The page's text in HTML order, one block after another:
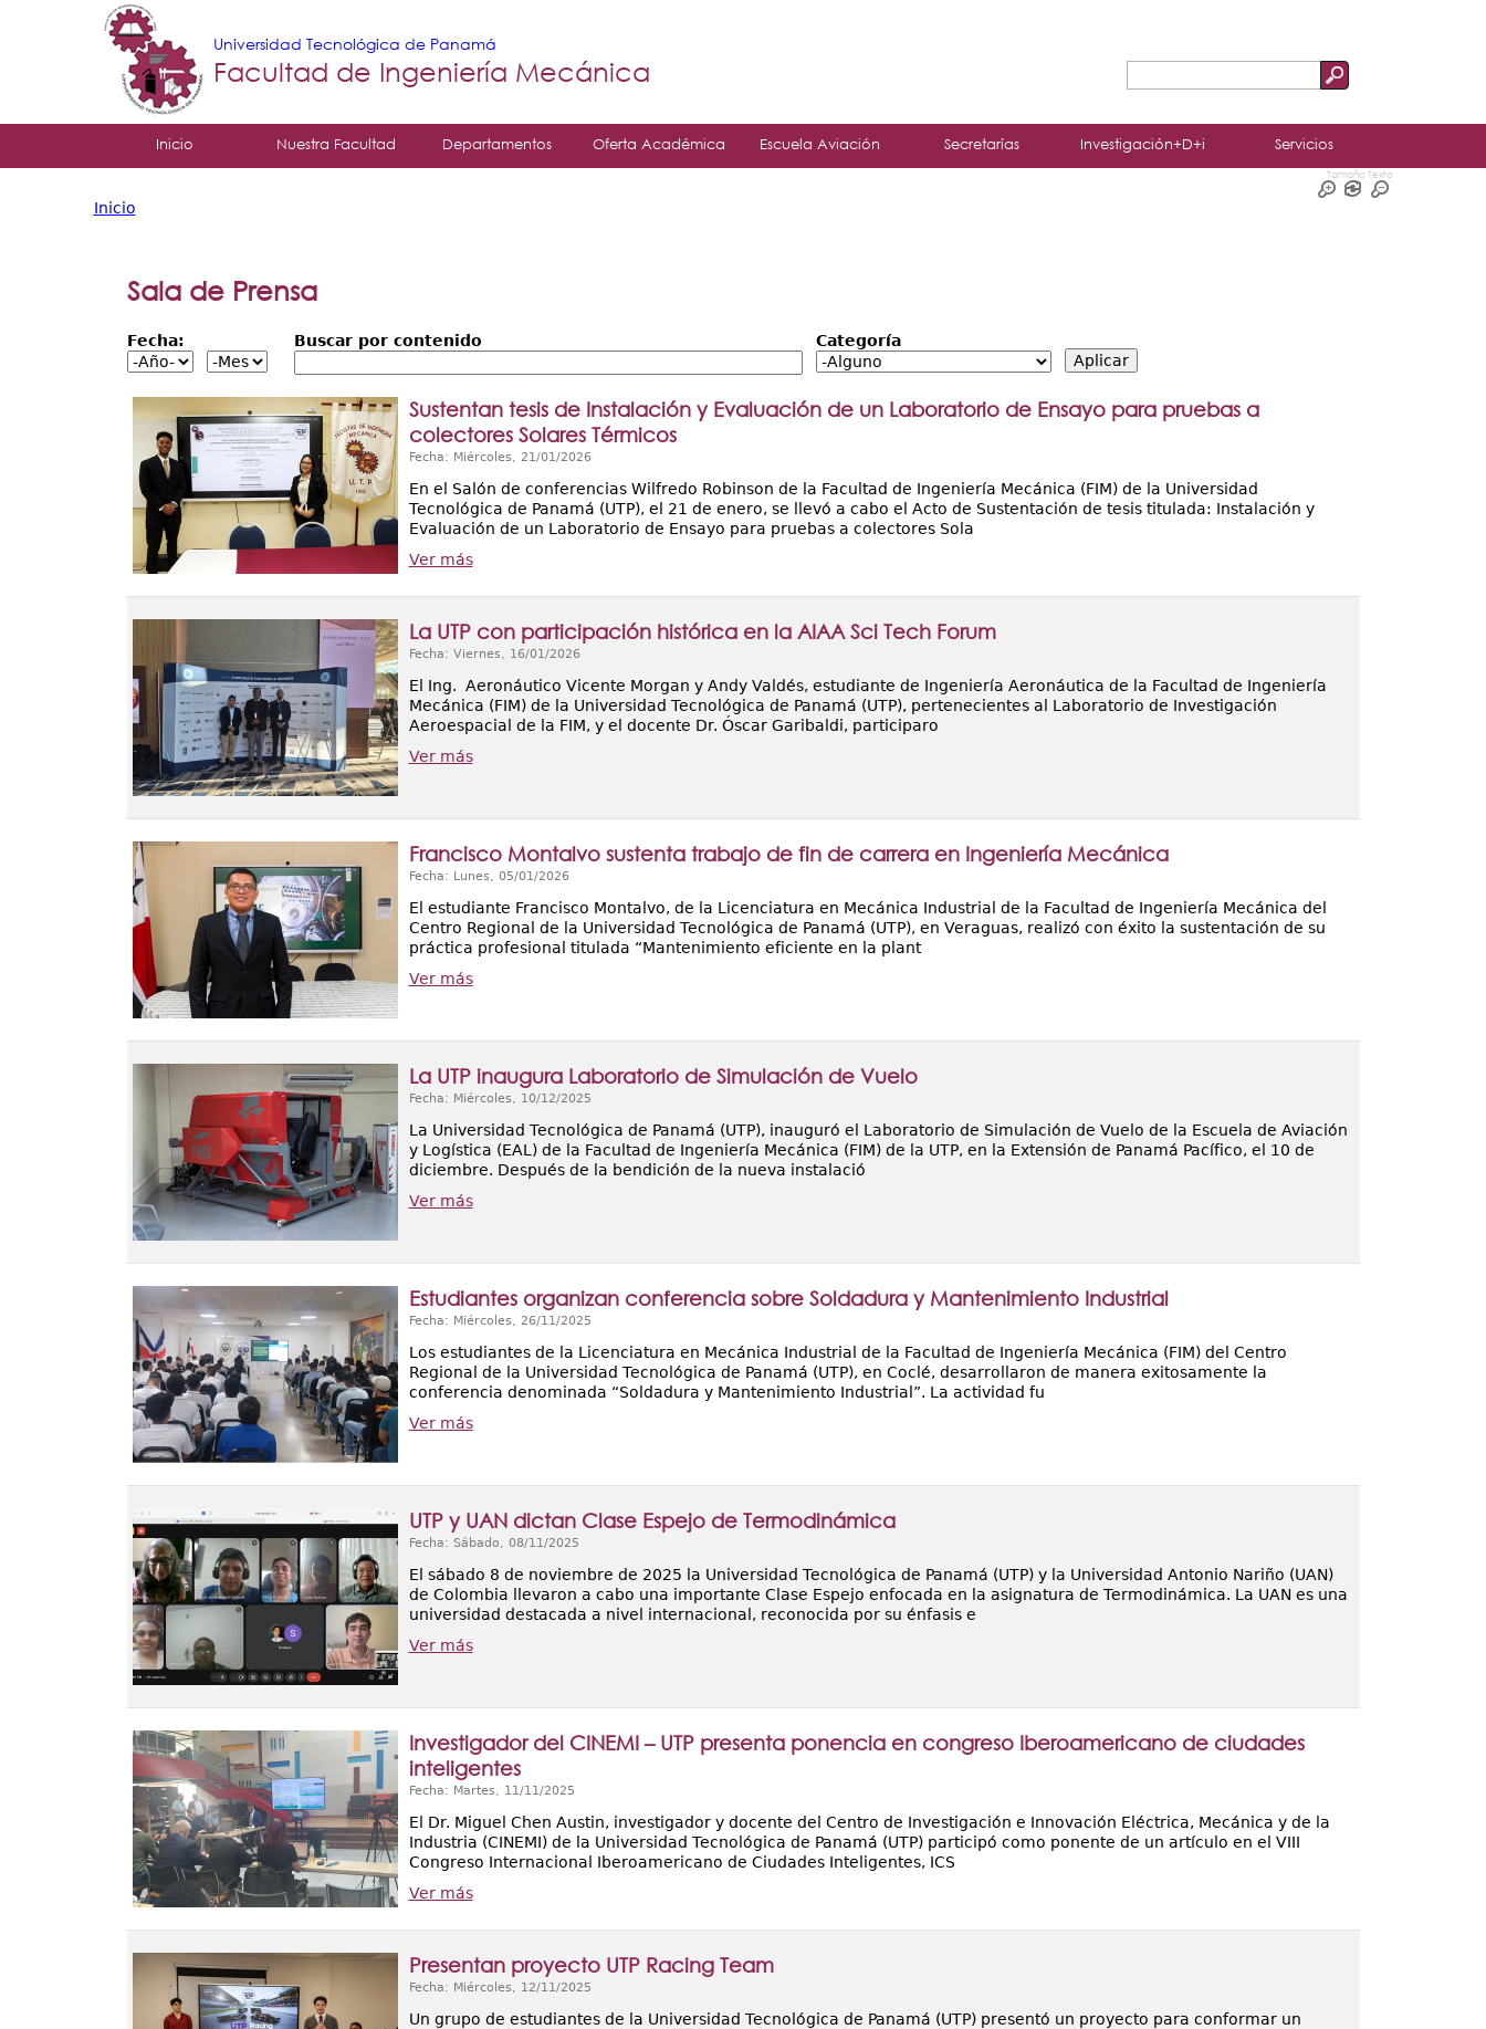
de
Universidad Tecnológica de Panamá
Facultad de Ingeniería Mecánica
Tropical
Principal
Inicio Nuestra Facultad Departamentos Oferta Académica Escuela Aviación Secretarías Investigación+D+i Servicios
Tamaño Texto
está
Inicio
Sala de Prensa
Fecha: Buscar por contenido Categoría
Sustentan tesis de Instalación y Evaluación de un Laboratorio de Ensayo para pruebas a
colectores Solares Térmicos
Fecha: Miércoles, 21/01/2026
En el Salón de conferencias Wilfredo Robinson de la Facultad de Ingeniería Mecánica (FIM) de la Universidad
Tecnológica de Panamá (UTP), el 21 de enero, se llevó a cabo el Acto de Sustentación de tesis titulada: Instalación y
Evaluación de un Laboratorio de Ensayo para pruebas a colectores Sola
Ver más
La UTP con participación histórica en la AIAA Sci Tech Forum
Fecha: Viernes, 16/01/2026
El Ing. Aeronáutico Vicente Morgan y Andy Valdés, estudiante de Ingeniería Aeronáutica de la Facultad de Ingeniería
Mecánica (FIM) de la Universidad Tecnológica de Panamá (UTP), pertenecientes al Laboratorio de Investigación
Aeroespacial de la FIM, y el docente Dr. Óscar Garibaldi, participaro
Ver más
Francisco Montalvo sustenta trabajo de fin de carrera en Ingeniería Mecánica
Fecha: Lunes, 05/01/2026
El estudiante Francisco Montalvo, de la Licenciatura en Mecánica Industrial de la Facultad de Ingeniería Mecánica del
Centro Regional de la Universidad Tecnológica de Panamá (UTP), en Veraguas, realizó con éxito la sustentación de su
práctica profesional titulada “Mantenimiento eficiente en la plant
Ver más
La UTP inaugura Laboratorio de Simulación de Vuelo
Fecha: Miércoles, 10/12/2025
La Universidad Tecnológica de Panamá (UTP), inauguró el Laboratorio de Simulación de Vuelo de la Escuela de Aviación
y Logística (EAL) de la Facultad de Ingeniería Mecánica (FIM) de la UTP, en la Extensión de Panamá Pacífico, el 10 de
diciembre. Después de la bendición de la nueva instalació
Ver más
Estudiantes organizan conferencia sobre Soldadura y Mantenimiento Industrial
Fecha: Miércoles, 26/11/2025
Los estudiantes de la Licenciatura en Mecánica Industrial de la Facultad de Ingeniería Mecánica (FIM) del Centro
Regional de la Universidad Tecnológica de Panamá (UTP), en Coclé, desarrollaron de manera exitosamente la
conferencia denominada “Soldadura y Mantenimiento Industrial”. La actividad fu
Ver más
UTP y UAN dictan Clase Espejo de Termodinámica
Fecha: Sábado, 08/11/2025
El sábado 8 de noviembre de 2025 la Universidad Tecnológica de Panamá (UTP) y la Universidad Antonio Nariño (UAN)
de Colombia llevaron a cabo una importante Clase Espejo enfocada en la asignatura de Termodinámica. La UAN es una
universidad destacada a nivel internacional, reconocida por su énfasis e
Ver más
Investigador del CINEMI – UTP presenta ponencia en congreso Iberoamericano de ciudades
inteligentes
Fecha: Martes, 11/11/2025
El Dr. Miguel Chen Austin, investigador y docente del Centro de Investigación e Innovación Eléctrica, Mecánica y de la
Industria (CINEMI) de la Universidad Tecnológica de Panamá (UTP) participó como ponente de un artículo en el VIII
Congreso Internacional Iberoamericano de Ciudades Inteligentes, ICS
Ver más
Presentan proyecto UTP Racing Team
Fecha: Miércoles, 12/11/2025
Un grupo de estudiantes de la Universidad Tecnológica de Panamá (UTP) presentó un proyecto para conformar un